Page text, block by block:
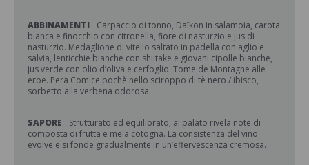
ABBINAMENTI
Carpaccio di tonno, Daïkon in salamoia, carota
bianca e finocchio con citronella, fiore di nasturzio e jus di
nasturzio. Medaglione di vitello saltato in padella con aglio e
salvia, lenticchie bianche con shiitake e giovani cipolle bianche,
jus verde con olio d’oliva e cerfoglio. Tome de Montagne alle
erbe. Pera Comice pochè nello sciroppo di tè nero / ibisco,
sorbetto alla verbena odorosa.
SAPORE
Strutturato ed equilibrato, al palato rivela note di
composta di frutta e mela cotogna. La consistenza del vino
evolve e si fonde gradualmente in un’effervescenza cremosa.